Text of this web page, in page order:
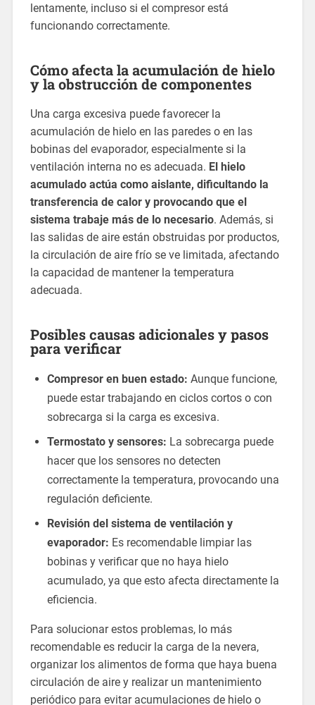
lentamente, incluso si el compresor está
funcionando correctamente.
Cómo afecta la acumulación de hielo
y la obstrucción de componentes
Una carga excesiva puede favorecer la
acumulación de hielo en las paredes o en las
bobinas del evaporador, especialmente si la
ventilación interna no es adecuada. El hielo
acumulado actúa como aislante, dificultando la
transferencia de calor y provocando que el
sistema trabaje más de lo necesario. Además, si
las salidas de aire están obstruidas por productos,
la circulación de aire frío se ve limitada, afectando
la capacidad de mantener la temperatura
adecuada.
Posibles causas adicionales y pasos
para verificar
Compresor en buen estado: Aunque funcione,
puede estar trabajando en ciclos cortos o con
sobrecarga si la carga es excesiva.
Termostato y sensores: La sobrecarga puede
hacer que los sensores no detecten
correctamente la temperatura, provocando una
regulación deficiente.
Revisión del sistema de ventilación y
evaporador: Es recomendable limpiar las
bobinas y verificar que no haya hielo
acumulado, ya que esto afecta directamente la
eficiencia.
Para solucionar estos problemas, lo más
recomendable es reducir la carga de la nevera,
organizar los alimentos de forma que haya buena
circulación de aire y realizar un mantenimiento
periódico para evitar acumulaciones de hielo o